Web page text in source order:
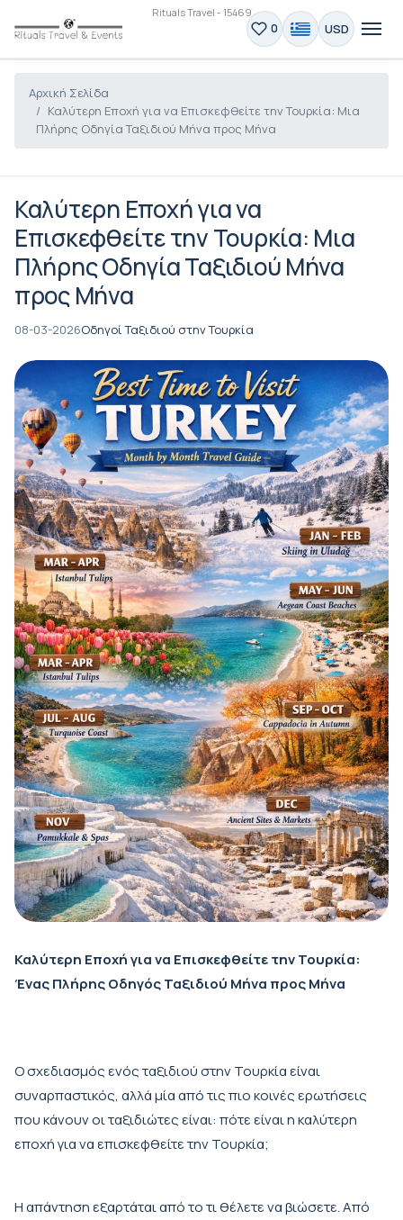
Rituals Travel - 15469
0 USD
Αρχική Σελίδα
Καλύτερη Εποχή για να Επισκεφθείτε την Τουρκία: Μια
Πλήρης Οδηγία Ταξιδιού Μήνα προς Μήνα
Καλύτερη Εποχή για να
Επισκεφθείτε την Τουρκία: Μια
Πλήρης Οδηγία Ταξιδιού Μήνα
προς Μήνα
08-03-2026Οδηγοί Ταξιδιού στην Τουρκία
Καλύτερη Εποχή για να Επισκεφθείτε την Τουρκία:
Ένας Πλήρης Οδηγός Ταξιδιού Μήνα προς Μήνα
Ο σχεδιασμός ενός ταξιδιού στην Τουρκία είναι
συναρπαστικός, αλλά μία από τις πιο κοινές ερωτήσεις
που κάνουν οι ταξιδιώτες είναι: πότε είναι η καλύτερη
εποχή για να επισκεφθείτε την Τουρκία;
Η απάντηση εξαρτάται από το τι θέλετε να βιώσετε. Από